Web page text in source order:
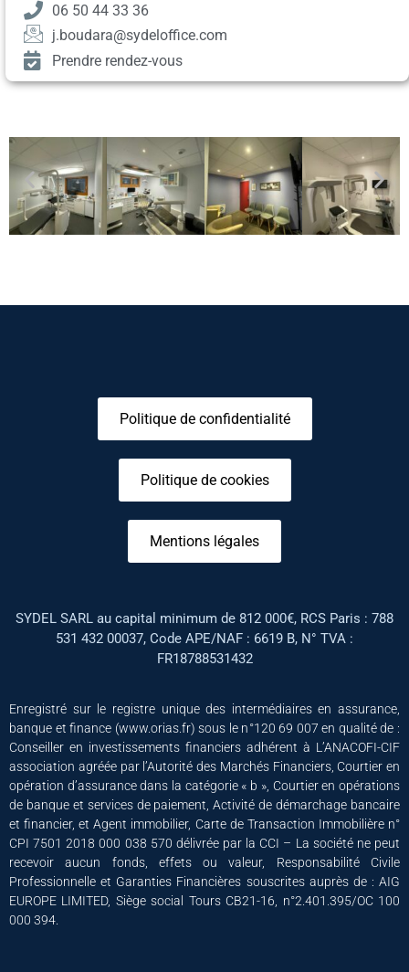
06 50 44 33 36
j.boudara@sydeloffice.com
Prendre rendez-vous
Politique de confidentialité
Politique de cookies
Mentions légales
SYDEL SARL au capital minimum de 812 000€, RCS Paris : 788
531 432 00037, Code APE/NAF : 6619 B, N° TVA :
FR18788531432
Enregistré sur le registre unique des intermédiaires en assurance,
banque et finance (www.orias.fr) sous le n°120 69 007 en qualité de :
Conseiller en investissements financiers adhérent à L’ANACOFI-CIF
association agréée par l’Autorité des Marchés Financiers, Courtier en
opération d’assurance dans la catégorie « b », Courtier en opérations
de banque et services de paiement, Activité de démarchage bancaire
et financier, et Agent immobilier, Carte de Transaction Immobilière n°
CPI 7501 2018 000 038 570 délivrée par la CCI – La société ne peut
recevoir aucun fonds, effets ou valeur, Responsabilité Civile
Professionnelle et Garanties Financières souscrites auprès de : AIG
EUROPE LIMITED, Siège social Tours CB21-16, n°2.401.395/OC 100
000 394.